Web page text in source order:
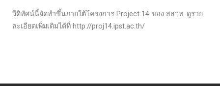
วีดิทัศน์นี้จัดทำขึ้นภายใต้โครงการ Project 14 ของ สสวท. ดูราย
ละเอียดเพิ่มเติมได้ที่ http://proj14.ipst.ac.th/